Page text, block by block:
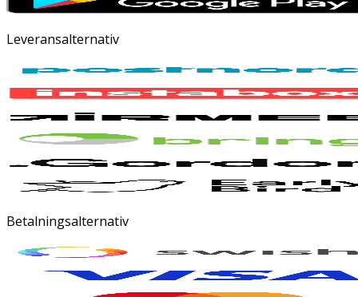
Leveransalternativ
Betalningsalternativ